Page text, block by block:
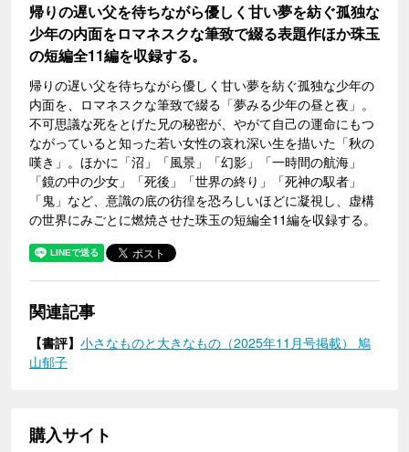
帰りの遅い父を待ちながら優しく甘い夢を紡ぐ孤独な
少年の内面をロマネスクな筆致で綴る表題作ほか珠玉
の短編全11編を収録する。
帰りの遅い父を待ちながら優しく甘い夢を紡ぐ孤独な少年の
内面を、ロマネスクな筆致で綴る「夢みる少年の昼と夜」。
不可思議な死をとげた兄の秘密が、やがて自己の運命にもつ
ながっていると知った若い女性の哀れ深い生を描いた「秋の
嘆き」。ほかに「沼」「風景」「幻影」「一時間の航海」
「鏡の中の少女」「死後」「世界の終り」「死神の馭者」
「鬼」など、意識の底の彷徨を恐ろしいほどに凝視し、虚構
の世界にみごとに燃焼させた珠玉の短編全11編を収録する。
関連記事
【書評】 小さなものと大きなもの（2025年11月号掲載） 鳩
山郁子
購入サイト